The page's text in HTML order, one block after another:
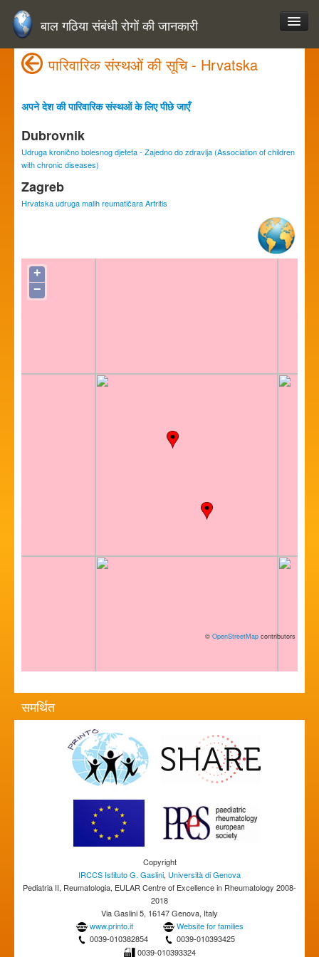
बाल गठिया संबंधी रोगों की जानकारी
पारिवारिक संस्थओं की सूचि - Hrvatska
अपने देश की पारिवारिक संस्थओं के लिए पीछे जाएँ
Dubrovnik
Udruga kronično bolesnog djeteta - Zajedno do zdravlja (Association of children
with chronic diseases)
Zagreb
Hrvatska udruga malih reumatičara Artritis
+
−
© OpenStreetMap contributors
समर्थित
Copyright
IRCCS Istituto G. Gaslini, Università di Genova
Pediatria II, Reumatologia, EULAR Centre of Excellence in Rheumatology 2008-
2018
Via Gaslini 5, 16147 Genova, Italy
www.printo.it
Website for families
0039-010382854
0039-010393425
0039-010393324